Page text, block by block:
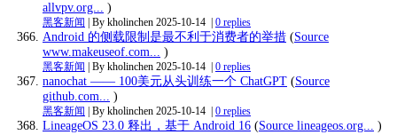
allvpv.org... )
黑客新闻 | By kholinchen 2025-10-14 0 replies
Android 的侧载限制是最不利于消费者的举措 (Source
www.makeuseof.com... )
黑客新闻 | By kholinchen 2025-10-14 0 replies
nanochat —— 100美元从头训练一个 ChatGPT (Source
github.com... )
黑客新闻 | By kholinchen 2025-10-14 0 replies
LineageOS 23.0 释出，基于 Android 16 (Source lineageos.org... )